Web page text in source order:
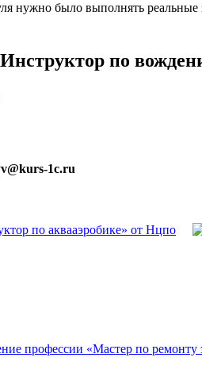
нужно было выполнять реальные
по
1c.ru
по аквааэробике» от Нцпо
профессии «Мастер по ремонту